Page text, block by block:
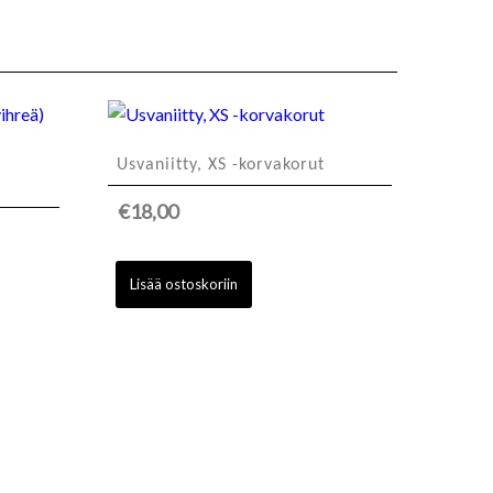
Usvaniitty, XS -korvakorut
€18,00
Lisää ostoskoriin